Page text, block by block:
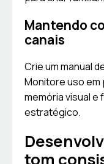
Mantendo
canais
Crie um manual
Monitore uso
memória visual
estratégico.
tom